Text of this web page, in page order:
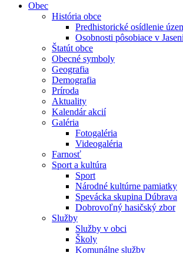
Obec
História obce
Predhistorické osídlenie
Osobnosti pôsobiace v
Štatút obce
Obecné symboly
Geografia
Demografia
Príroda
Aktuality
Kalendár akcií
Galéria
Fotogaléria
Videogaléria
Farnosť
Sport a kultúra
Sport
Národné kultúrne pamiatky
Spevácka skupina Dúbrava
Dobrovoľný hasičský zbor
Služby
Služby v obci
Školy
Komunálne služby